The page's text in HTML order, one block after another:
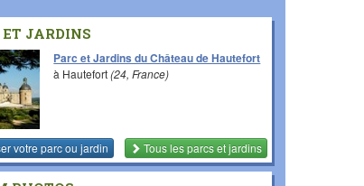
ET JARDINS
Parc et Jardins du Château de Hautefort
à Hautefort(24, France)
votre parc ou jardin Tous les parcs et jardins